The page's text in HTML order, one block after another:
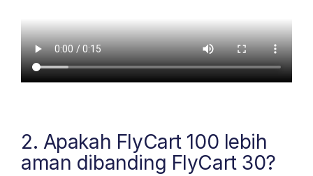
2. Apakah FlyCart 100 lebih
aman dibanding FlyCart 30?